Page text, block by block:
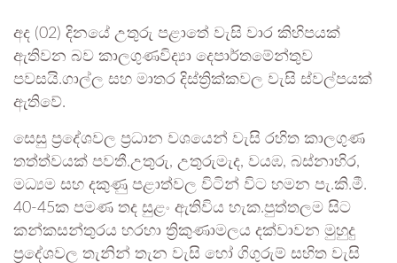
අද (02) දිනයේ උතුරු පළාතේ වැසි වාර කිහිපයක්
ඇතිවන බව කාලගුණවිද්‍යා දෙපාර්තමේන්තුව
පවසයි.ගාල්ල සහ මාතර දිස්ත්‍රික්කවල වැසි ස්වල්පයක්
ඇතිවේ.
සෙසු ප්‍රදේශවල ප්‍රධාන වශයෙන් වැසි රහිත කාලගුණ
තත්ත්වයක් පවතී.උතුරු, උතුරුමැද, වයඹ, බස්නාහිර,
මධ්‍යම සහ දකුණු පළාත්වල විටින් විට හමන පැ.කි.මී.
40-45ක පමණ තද සුළං ඇතිවිය හැක.පුත්තලම සිට
කන්කසන්තුරය හරහා ත්‍රිකුණාමලය දක්වාවන මුහුදු
ප්‍රදේශවල තැනින් තැන වැසි හෝ ගිගුරුම් සහිත වැසි